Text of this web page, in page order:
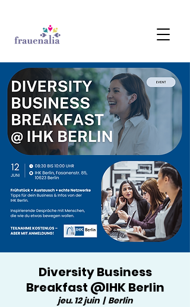
Diversity Business
Breakfast @IHK Berlin
jeu. 12 juin
  |
Berlin